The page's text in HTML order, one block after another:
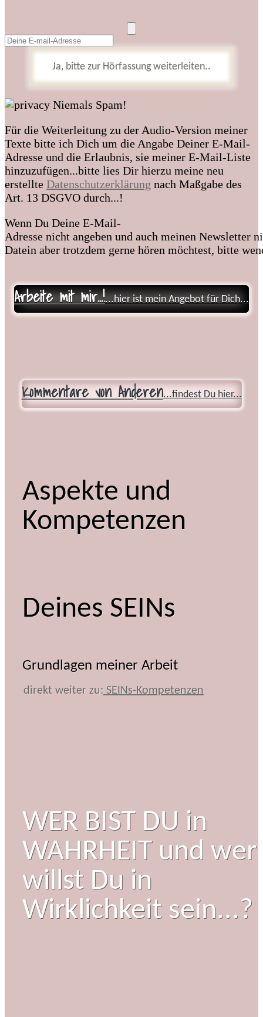
Ja, bitte zur Hörfassung weiterleiten..
Niemals Spam!
Für die Weiterleitung zu der Audio-Version meiner
Texte bitte ich Dich um die Angabe Deiner E-Mail-
Adresse und die Erlaubnis, sie meiner E-Mail-Liste
hinzuzufügen...bitte lies Dir hierzu meine neu
erstellte Datenschutzerklärung nach Maßgabe des
Art. 13 DSGVO durch...!
Wenn Du Deine E-Mail-
Adresse nicht angeben und auch meinen Newsletter
Datein aber trotzdem gerne hören möchtest, bitte
Arbeite mit mir...!...hier ist mein Angebot für Dich...
Kommentare von Anderen...findest Du hier...
Aspekte und
Kompetenzen
Deines SEINs
Grundlagen meiner Arbeit
direkt weiter zu: SEINs-Kompetenzen
WER BIST DU in
WAHRHEIT und wer
willst Du in
Wirklichkeit sein...?